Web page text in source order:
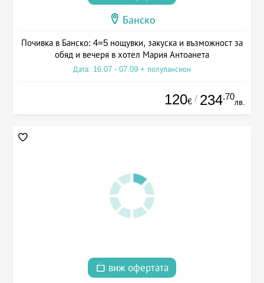
Банско
Почивка в Банско: 4=5 нощувки, закуска и възможност за
обяд и вечеря в хотел Мария Антоанета
Дата: 16.07 - 07.09 + полупансион
120€ / 234.70
лв.
виж офертата